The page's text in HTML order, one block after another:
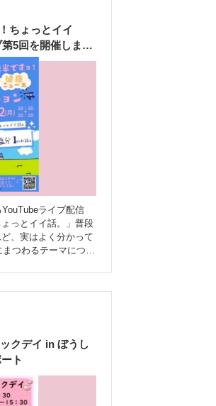
ちょっとイイ
5回を開催しまし
ライブ配信
ょっとイイ話。」普段
、実はよく分かって
まつわるテーマについ
トではありますが、
始と、ごちそうを食
でもあります
めて知ってほしい」
スターの二人が、カ
く・分かりやすく解
クデイ in ぼうし
ト